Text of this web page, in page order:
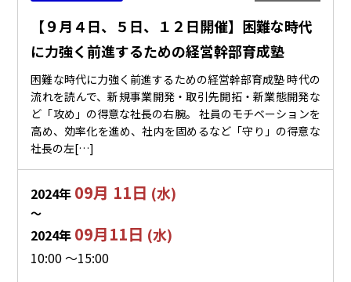
【９月４日、５日、１２日開催】困難な時代
に力強く前進するための経営幹部育成塾
困難な時代に力強く前進するための経営幹部育成塾 時代の
流れを読んで、新規事業開発・取引先開拓・新業態開発な
ど「攻め」の得意な社長の右腕。 社員のモチベーションを
高め、効率化を進め、社内を固めるなど「守り」の得意な
社長の左[…]
2024年 09月 11日 (水)
〜
2024年 09月11日 (水)
10:00 ～15:00